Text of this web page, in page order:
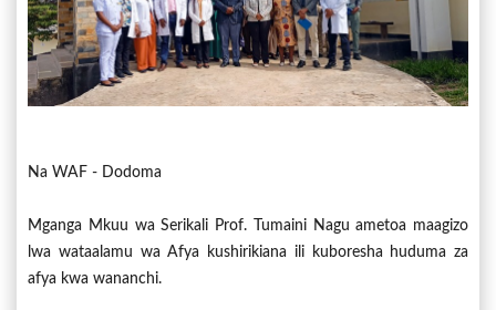
Na WAF - Dodoma
Mganga Mkuu wa Serikali Prof. Tumaini Nagu ametoa maagizo
lwa wataalamu wa Afya kushirikiana ili kuboresha huduma za
afya kwa wananchi.